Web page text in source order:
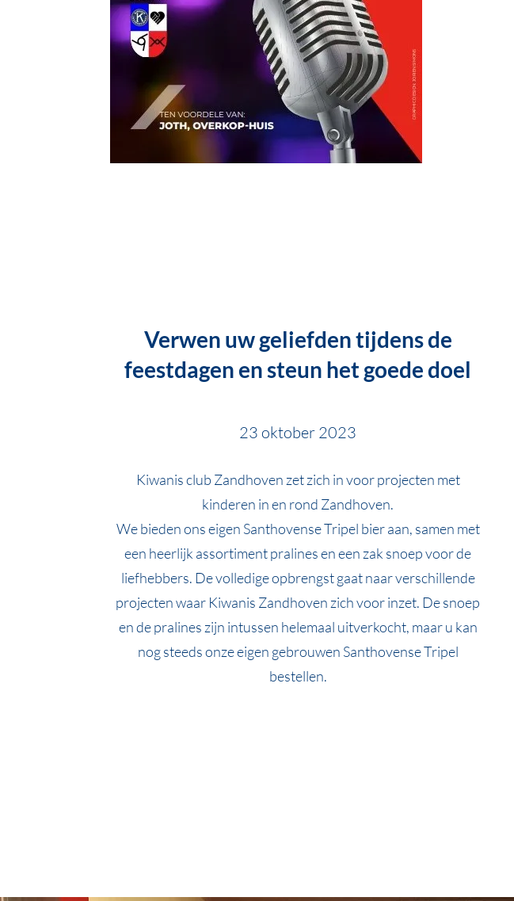
Verwen uw geliefden tijdens de
feestdagen en steun het goede doel
23 oktober 2023
Kiwanis club Zandhoven zet zich in voor projecten met
kinderen in en rond Zandhoven.
We bieden ons eigen Santhovense Tripel bier aan, samen met
een heerlijk assortiment pralines en een zak snoep voor de
liefhebbers. De volledige opbrengst gaat naar verschillende
projecten waar Kiwanis Zandhoven zich voor inzet. De snoep
en de pralines zijn intussen helemaal uitverkocht, maar u kan
nog steeds onze eigen gebrouwen Santhovense Tripel
bestellen.